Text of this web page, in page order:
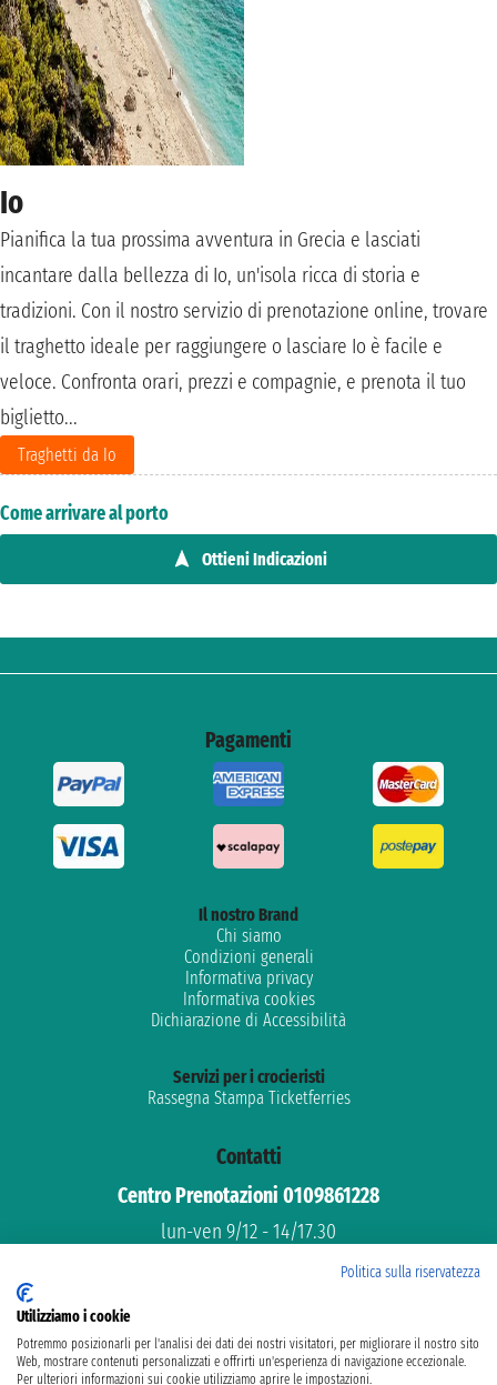
Io
Pianifica la tua prossima avventura in Grecia e lasciati
incantare dalla bellezza di Io, un'isola ricca di storia e
tradizioni. Con il nostro servizio di prenotazione online, trovare
il traghetto ideale per raggiungere o lasciare Io è facile e
veloce. Confronta orari, prezzi e compagnie, e prenota il tuo
biglietto...
Traghetti da Io
Come arrivare al porto
Ottieni Indicazioni
Pagamenti
Il nostro Brand
Chi siamo
Condizioni generali
Informativa privacy
Informativa cookies
Dichiarazione di Accessibilità
Servizi per i crocieristi
Rassegna Stampa Ticketferries
Contatti
Centro Prenotazioni 0109861228
lun-ven 9/12 - 14/17.30
email: info@ticketferries.com
Politica sulla riservatezza
Utilizziamo i cookie
Potremmo posizionarli per l'analisi dei dati dei nostri visitatori, per migliorare il nostro sito
Web, mostrare contenuti personalizzati e offrirti un'esperienza di navigazione eccezionale.
Per ulteriori informazioni sui cookie utilizziamo aprire le impostazioni.